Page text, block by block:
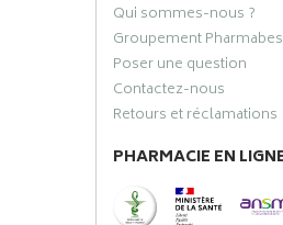
Qui sommes-nous ?
Groupement
Poser une question
Contactez-nous
Retours et réclamations
PHARMACIE EN